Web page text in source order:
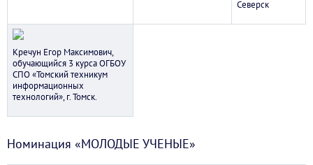
Северск
Кречун Егор Максимович,
обучающийся 3 курса ОГБОУ
СПО «Томский техникум
информационных
технологий», г. Томск.
Номинация «МОЛОДЫЕ УЧЕНЫЕ»